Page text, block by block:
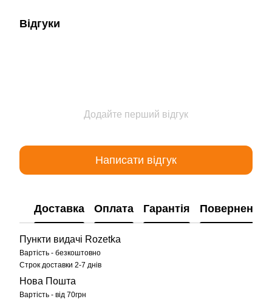
Відгуки
Додайте перший відгук
Написати відгук
Доставка Оплата Гарантія Повернення
Пункти видачі Rozetka
Вартість - безкоштовно
Строк доставки 2-7 днів
Нова Пошта
Вартість - від 70грн